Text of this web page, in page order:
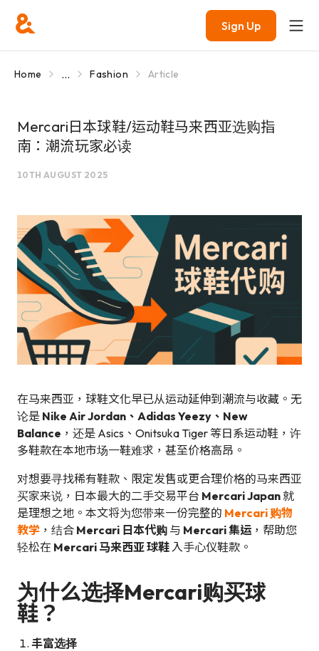
Sign Up
Home ... Fashion Article
Mercari日本球鞋/运动鞋马来西亚选购指
南：潮流玩家必读
10TH AUGUST 2025
在马来西亚，球鞋文化早已从运动延伸到潮流与收藏。无
论是 Nike Air Jordan、Adidas Yeezy、New
Balance ，还是 Asics、Onitsuka Tiger 等日系运动鞋，许
多鞋款在本地市场一鞋难求，甚至价格高昂。
对想要寻找稀有鞋款、限定发售或更合理价格的马来西亚
买家来说，日本最大的二手交易平台 Mercari Japan就
是理想之地。本文将为您带来一份完整的 Mercari 购物
教学 ，结合 Mercari 日本代购 与 Mercari 集运 ，帮助您
轻松在 Mercari 马来西亚 球鞋 入手心仪鞋款。
为什么选择Mercari购买球
鞋？
丰富选择